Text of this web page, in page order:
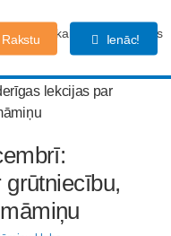
kalendārs Forums
Ienāc!